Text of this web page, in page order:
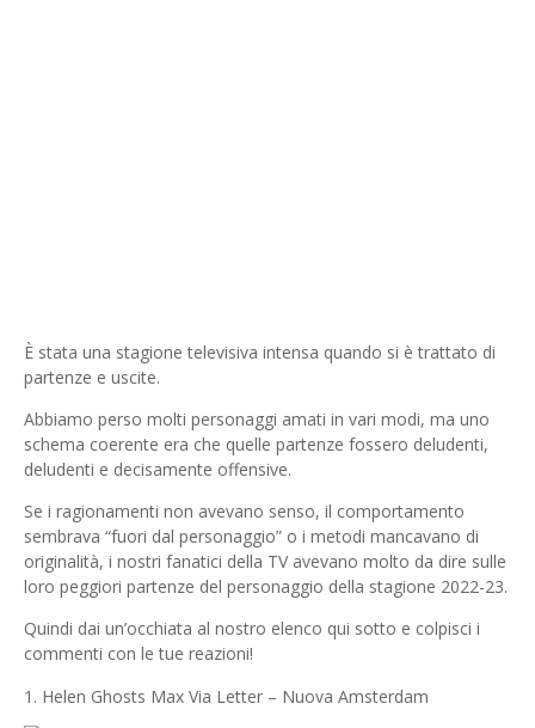
È stata una stagione televisiva intensa quando si è trattato di
partenze e uscite.
Abbiamo perso molti personaggi amati in vari modi, ma uno
schema coerente era che quelle partenze fossero deludenti,
deludenti e decisamente offensive.
Se i ragionamenti non avevano senso, il comportamento
sembrava “fuori dal personaggio” o i metodi mancavano di
originalità, i nostri fanatici della TV avevano molto da dire sulle
loro peggiori partenze del personaggio della stagione 2022-23.
Quindi dai un’occhiata al nostro elenco qui sotto e colpisci i
commenti con le tue reazioni!
1. Helen Ghosts Max Via Letter – Nuova Amsterdam